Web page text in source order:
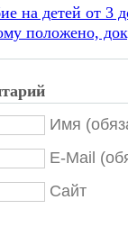
на детей от 3
положено,
Имя
E-Mail
Сайт